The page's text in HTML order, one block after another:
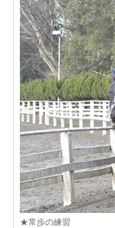
★常歩の練習